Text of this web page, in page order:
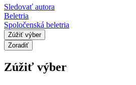
Sledovať autora
Beletria
Spoločenská beletria
Zúžiť výber
Zoradiť
Zúžiť výber